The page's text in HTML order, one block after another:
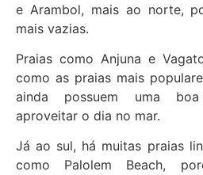
e Arambol, mais ao norte,
mais vazias.
Praias como Anjuna e
como as praias mais
ainda possuem uma
aproveitar o dia no mar.
Já ao sul, há muitas praias
como Palolem Beach,